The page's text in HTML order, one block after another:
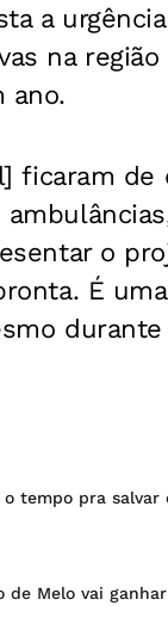
a
na
ano.
ficaram
o
É
tempo pra salvar
de Melo vai